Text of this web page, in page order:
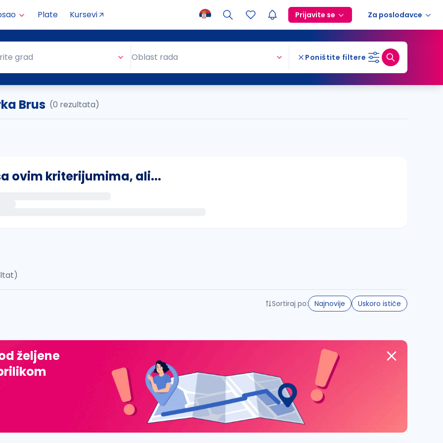
Plate Kursevi Prijavite se Za poslodavce
grad Oblast rada Poništite filtere
Brus (0 rezultata)
ovim kriterijumima, ali...
đ, ž, dž)
Sortiraj po: Najnovije Uskoro ističe
željene